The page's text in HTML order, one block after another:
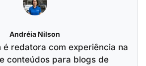
Andréia Nilson
é redatora com experiência na
conteúdos para blogs de